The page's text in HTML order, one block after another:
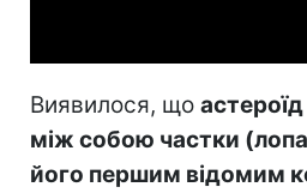
Виявилося, що
між собою частки
його першим відомим